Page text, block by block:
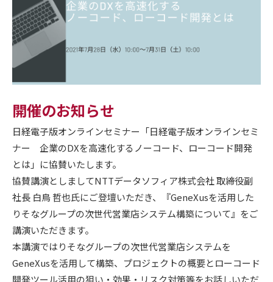
開催のお知らせ
日経電子版オンラインセミナー「日経電子版オンラインセミ
ナー 企業のDXを高速化するノーコード、ローコード開発
とは」に協賛いたします。
協賛講演としましてNTTデータソフィア株式会社 取締役副
社長 白鳥 哲也氏にご登壇いただき、『GeneXusを活用した
りそなグループの次世代営業店システム構築について』をご
講演いただきます。
本講演ではりそなグループの次世代営業店システムを
GeneXusを活用して構築、プロジェクトの概要とローコード
開発ツール活用の狙い・効果・リスク対策等をお話しいただ